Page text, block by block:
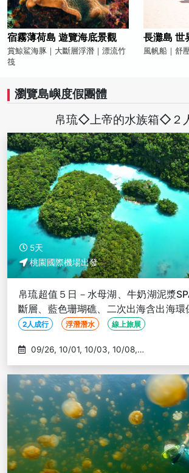
宿霧薄荷島 遊覽海底景觀
賞鯨鯊海豚｜大斷層浮潛｜漂流竹
筏
長灘島 世
風帆船｜舒
瀏覽島嶼度假團體
帛琉◇上帝的水族箱◇２
5天
桃園國際機場出發
帛琉超值５日－水母湖、牛奶湖泥漿
斷層、藍色珊瑚礁、二次出海含出海環
促銷專案、２人成行】
2人成行 浮潛潛水 線上旅展
10/10